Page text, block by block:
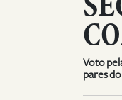
Voto
pares